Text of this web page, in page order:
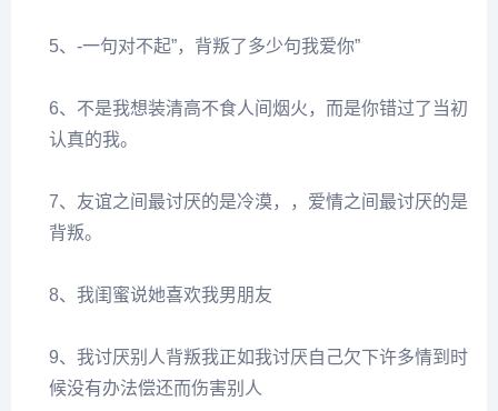
5、-一句对不起”，背叛了多少句我爱你”
6、不是我想装清高不食人间烟火，而是你错过了当初
认真的我。
7、友谊之间最讨厌的是冷漠，，爱情之间最讨厌的是
背叛。
8、我闺蜜说她喜欢我男朋友
9、我讨厌别人背叛我正如我讨厌自己欠下许多情到时
候没有办法偿还而伤害别人